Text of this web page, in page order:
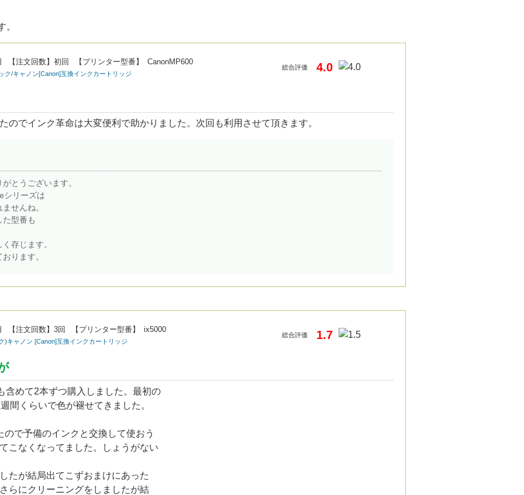
。
【注文回数】 初回 【プリンター型番】 CanonMP600
ク/キャノン[Canon]互換インクカートリッジ
総合評価 4.0
のでインク革命は大変便利で助かりました。次回も利用させて頂きます。
とうございます。
シリーズは
せんね。
た型番も
存じます。
ります。
【注文回数】 3回 【プリンター型番】 ix5000
)キャノン [Canon]互換インクカートリッジ
総合評価 1.7
含めて2本ずつ購入しました。最初の
間くらいで色が褪せてきました。
で予備のインクと交換して使おう
こなくなってました。しょうがない
たが結局出てこずおまけにあった
らにクリーニングをしましたが結